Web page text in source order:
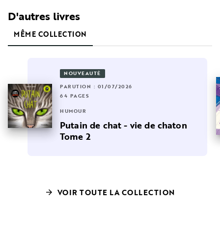
D'autres livres
MÊME COLLECTION
NOUVEAUTÉ
PARUTION : 01/07/2026
64 PAGES
HUMOUR
Putain de chat - vie de chaton
Tome 2
arrow_forward VOIR TOUTE LA COLLECTION